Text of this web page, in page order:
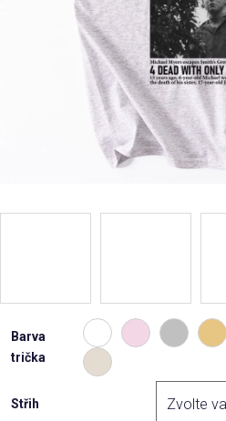
Barva
trička
Střih